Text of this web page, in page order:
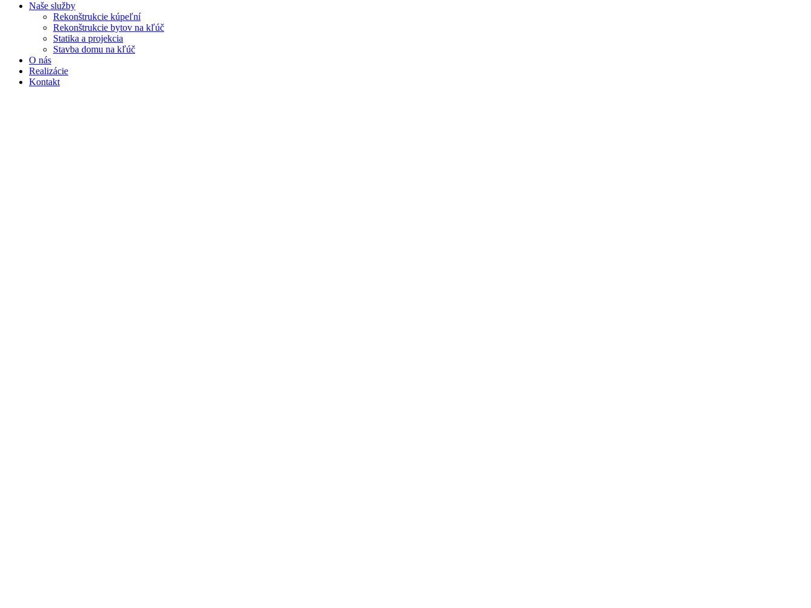
Naše služby
Rekonštrukcie kúpeľní
Rekonštrukcie bytov na kľúč
Statika a projekcia
Stavba domu na kľúč
O nás
Realizácie
Kontakt